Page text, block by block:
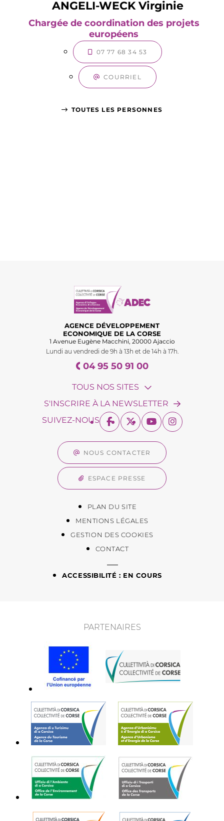
ANGELI-WECK Virginie
Chargée de coordination des projets
européens
07 77 68 34 53
COURRIEL
TOUTES LES PERSONNES
AGENCE DÉVELOPPEMENT
ECONOMIQUE DE LA CORSE
1 Avenue Eugène Macchini, 20000 Ajaccio
Lundi au vendredi de 9h à 13h et de 14h à 17h.
04 95 50 91 00
TOUS NOS SITES
S'INSCRIRE À LA NEWSLETTER
SUIVEZ-NOUS
NOUS CONTACTER
ESPACE PRESSE
PLAN DU SITE
MENTIONS LÉGALES
GESTION DES COOKIES
CONTACT
ACCESSIBILITÉ : EN COURS
PARTENAIRES